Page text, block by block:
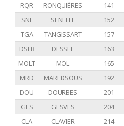
RQR
RONQUIÈRES 141
SNF
SENEFFE 152
TGA
TANGISSART 157
DSLB
DESSEL 163
MOLT
MOL 165
MRD
MAREDSOUS 192
DOU
DOURBES 201
GES
GESVES 204
CLA
CLAVIER 214